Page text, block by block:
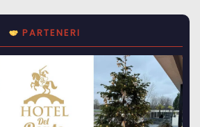
PARTENERI